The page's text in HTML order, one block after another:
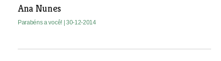
Ana Nunes
Parabéns a você! | 30-12-2014